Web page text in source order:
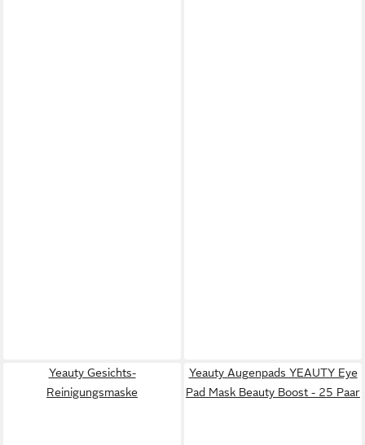
Yeauty Gesichts-
Reinigungsmaske
Yeauty Augenpads YEAUTY Eye
Pad Mask Beauty Boost - 25 Paar